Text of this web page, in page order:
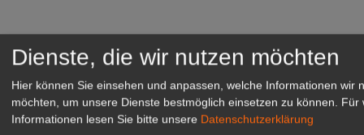
Dienste, die wir nutzen möchten
Hier können Sie einsehen und anpassen, welche Informationen wir
möchten, um unsere Dienste bestmöglich einsetzen zu können.
Für
Informationen lesen Sie bitte unsere Datenschutzerklärung